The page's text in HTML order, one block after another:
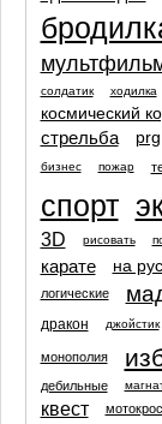
солдатик ходилка
космический
стрельба prg
бизнес пожар
спорт
3D рисовать
карате на
логические
дракон джойстик
монополия
дебильные
квест